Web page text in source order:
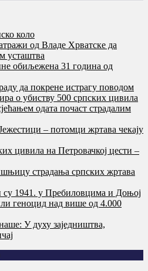
коло
од Владе Хрватске да
усташтва
обиљежена 31 година од
да покрене истрагу поводом
о убиству 500 српских цивила
одата почаст страдалим
– потомци жртава чекају
цивила на Петровачкој цести –
страдања српских жртава
1941. у Пребиловцима и Доњој
геноцид над више од 4.000
У духу заједништва,